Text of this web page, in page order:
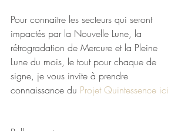
Pour connaitre les secteurs qui seront
impactés par la Nouvelle Lune, la
rétrogradation de Mercure et la Pleine
Lune du mois, le tout pour chaque de
signe, je vous invite à prendre
connaissance du Projet Quintessence ici